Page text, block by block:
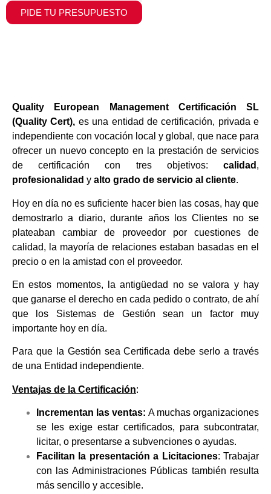
PIDE TU PRESUPUESTO
Quality European Management Certificación SL
(Quality Cert), es una entidad de certificación, privada e
independiente con vocación local y global, que nace para
ofrecer un nuevo concepto en la prestación de servicios
de certificación con tres objetivos: calidad ,
profesionalidad y alto grado de servicio al cliente.
Hoy en día no es suficiente hacer bien las cosas, hay que
demostrarlo a diario, durante años los Clientes no se
plateaban cambiar de proveedor por cuestiones de
calidad, la mayoría de relaciones estaban basadas en el
precio o en la amistad con el proveedor.
En estos momentos, la antigüedad no se valora y hay
que ganarse el derecho en cada pedido o contrato, de ahí
que los Sistemas de Gestión sean un factor muy
importante hoy en día.
Para que la Gestión sea Certificada debe serlo a través
de una Entidad independiente.
Ventajas de la Certificación:
Incrementan las ventas: A muchas organizaciones
se les exige estar certificados, para subcontratar,
licitar, o presentarse a subvenciones o ayudas.
Facilitan la presentación a Licitaciones: Trabajar
con las Administraciones Públicas también resulta
más sencillo y accesible.